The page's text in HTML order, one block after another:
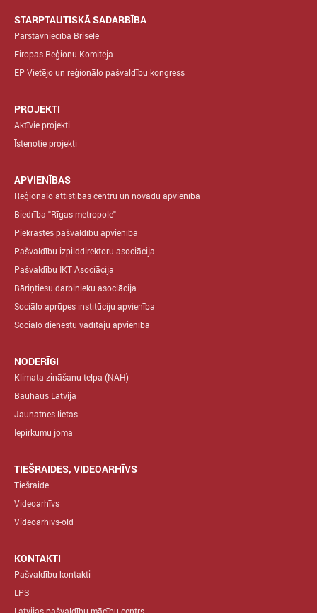
STARPTAUTISKĀ SADARBĪBA
Pārstāvniecība Briselē
Eiropas Reģionu Komiteja
EP Vietējo un reģionālo pašvaldību kongress
PROJEKTI
Aktīvie projekti
Īstenotie projekti
APVIENĪBAS
Reģionālo attīstības centru un novadu apvienība
Biedrība "Rīgas metropole"
Piekrastes pašvaldību apvienība
Pašvaldību izpilddirektoru asociācija
Pašvaldību IKT Asociācija
Bāriņtiesu darbinieku asociācija
Sociālo aprūpes institūciju apvienība
Sociālo dienestu vadītāju apvienība
NODERĪGI
Klimata zināšanu telpa (NAH)
Bauhaus Latvijā
Jaunatnes lietas
Iepirkumu joma
TIEŠRAIDES, VIDEOARHĪVS
Tiešraide
Videoarhīvs
Videoarhīvs-old
KONTAKTI
Pašvaldību kontakti
LPS